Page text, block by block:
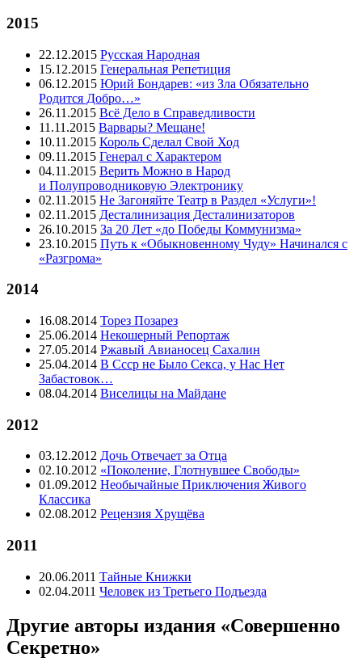
2015
22.12.2015 Русская Народная
15.12.2015 Генеральная Репетиция
06.12.2015 Юрий Бондарев: «из Зла Обязательно
Родится Добро…»
26.11.2015 Всё Дело в Справедливости
11.11.2015 Варвары? Мещане!
10.11.2015 Король Сделал Свой Ход
09.11.2015 Генерал с Характером
04.11.2015 Верить Можно в Народ
и Полупроводниковую Электронику
02.11.2015 Не Загоняйте Театр в Раздел «Услуги»!
02.11.2015 Десталинизация Десталинизаторов
26.10.2015 За 20 Лет «до Победы Коммунизма»
23.10.2015 Путь к «Обыкновенному Чуду» Начинался с
«Разгрома»
2014
16.08.2014 Торез Позарез
25.06.2014 Некошерный Репортаж
27.05.2014 Ржавый Авианосец Сахалин
25.04.2014 В Ссср не Было Секса, у Нас Нет
Забастовок…
08.04.2014 Виселицы на Майдане
2012
03.12.2012 Дочь Отвечает за Отца
02.10.2012 «Поколение, Глотнувшее Свободы»
01.09.2012 Необычайные Приключения Живого
Классика
02.08.2012 Рецензия Хрущёва
2011
20.06.2011 Тайные Книжки
02.04.2011 Человек из Третьего Подъезда
Другие авторы издания «Совершенно
Секретно»